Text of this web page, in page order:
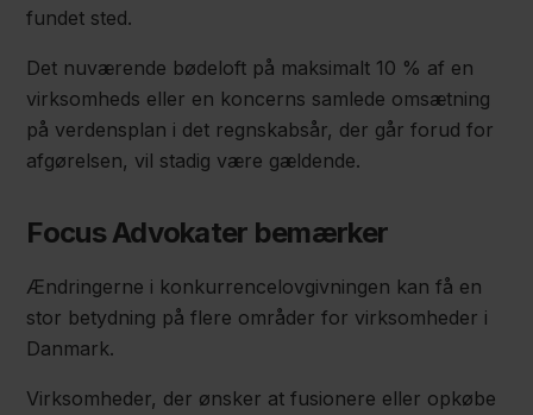
fundet sted.
Det nuværende bødeloft på maksimalt 10 % af en
virksomheds eller en koncerns samlede omsætning
på verdensplan i det regnskabsår, der går forud for
afgørelsen, vil stadig være gældende.
Focus Advokater bemærker
Ændringerne i konkurrencelovgivningen kan få en
stor betydning på flere områder for virksomheder i
Danmark.
Virksomheder, der ønsker at fusionere eller opkøbe